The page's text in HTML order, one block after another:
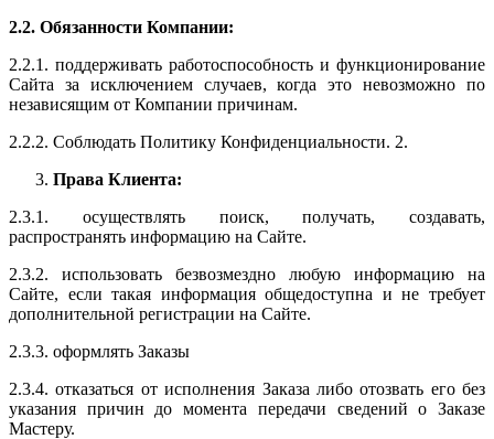
2.2. Обязанности Компании:
2.2.1. поддерживать работоспособность и функционирование
Сайта за исключением случаев, когда это невозможно по
независящим от Компании причинам.
2.2.2. Соблюдать Политику Конфиденциальности. 2.
Права Клиента:
2.3.1. осуществлять поиск, получать, создавать,
распространять информацию на Сайте.
2.3.2. использовать безвозмездно любую информацию на
Сайте, если такая информация общедоступна и не требует
дополнительной регистрации на Сайте.
2.3.3. оформлять Заказы
2.3.4. отказаться от исполнения Заказа либо отозвать его без
указания причин до момента передачи сведений о Заказе
Мастеру.